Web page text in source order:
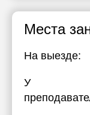
Места
На выезде:
У